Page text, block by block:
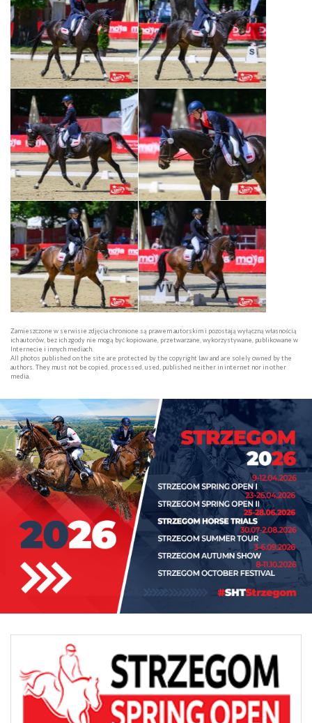
Zamieszczone w serwisie zdjęcia chronione są prawem autorskim i pozostają wyłączną własnością
ich autorów, bez ich zgody nie mogą być kopiowane, przetwarzane, wykorzystywane, publikowane w
Internecie i innych mediach.
All photos published on the site are protected by the copyright law and are solely owned by the
authors. They must not be copied, processed, used, published neither in internet nor in other
media.